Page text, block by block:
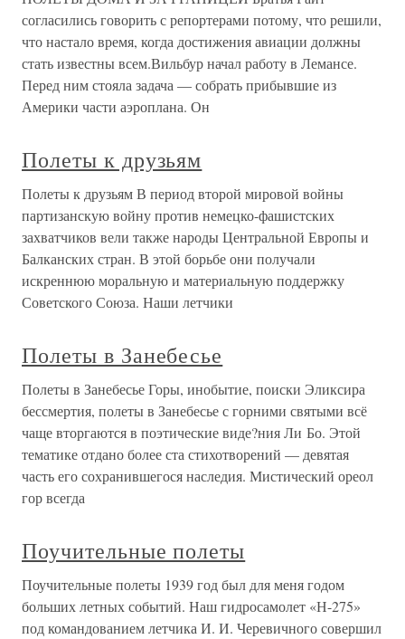
согласились говорить с репортерами потому, что решили,
что настало время, когда достижения авиации должны
стать известны всем.Вильбур начал работу в Лемансе.
Перед ним стояла задача — собрать прибывшие из
Америки части аэроплана. Он
Полеты к друзьям
Полеты к друзьям В период второй мировой войны
партизанскую войну против немецко-фашистских
захватчиков вели также народы Центральной Европы и
Балканских стран. В этой борьбе они получали
искреннюю моральную и материальную поддержку
Советского Союза. Наши летчики
Полеты в Занебесье
Полеты в Занебесье Горы, инобытие, поиски Эликсира
бессмертия, полеты в Занебесье с горними святыми всё
чаще вторгаются в поэтические виде?ния Ли Бо. Этой
тематике отдано более ста стихотворений — девятая
часть его сохранившегося наследия. Мистический ореол
гор всегда
Поучительные полеты
Поучительные полеты 1939 год был для меня годом
больших летных событий. Наш гидросамолет «Н-275»
под командованием летчика И. И. Черевичного совершил